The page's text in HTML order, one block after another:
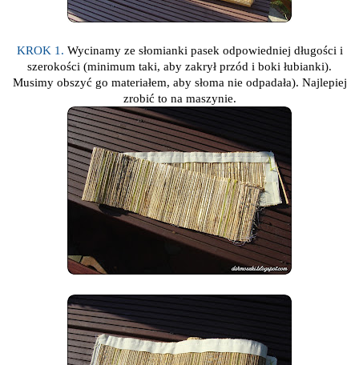
KROK 1. Wycinamy ze słomianki pasek odpowiedniej długości i
szerokości (minimum taki, aby zakrył przód i boki łubianki).
Musimy obszyć go materiałem, aby słoma nie odpadała). Najlepiej
zrobić to na maszynie.